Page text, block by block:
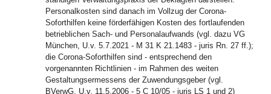
Personalkosten sind danach im Vollzug der Corona-
Soforthilfen keine förderfähigen Kosten des fortlaufenden
betrieblichen Sach- und Personalaufwands (vgl. dazu VG
München, U.v. 5.7.2021 - M 31 K 21.1483 - juris Rn. 27 ff.);
die Corona-Soforthilfen sind - entsprechend den
vorgenannten Richtlinien - im Rahmen des weiten
Gestaltungsermessens der Zuwendungsgeber (vgl.
BVerwG, U.v. 11.5.2006 - 5 C 10/05 - juris LS 1 und 2)